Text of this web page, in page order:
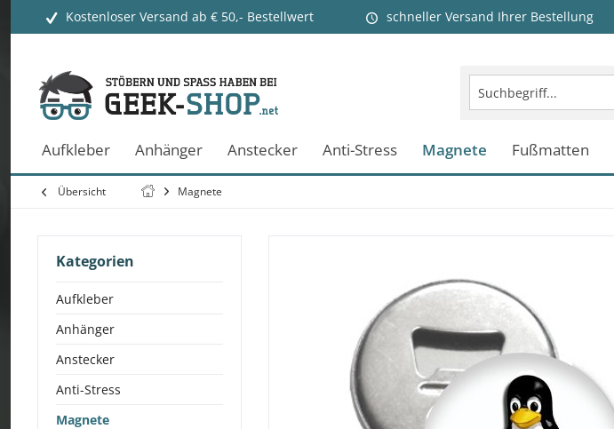
Kostenloser Versand ab € 50,- Bestellwert schneller Versand Ihrer Bestellung
Aufkleber Anhänger Anstecker Anti-Stress Magnete Fußmatten
Übersicht Magnete
Kategorien
Aufkleber
Anhänger
Anstecker
Anti-Stress
Magnete